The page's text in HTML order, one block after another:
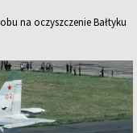
na oczyszczenie Bałtyku